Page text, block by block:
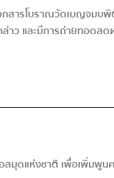
กสารโบราณวัดเบญจมบ
ว และมีการถ่ายทอดสด
มุดแห่งชาติ เพื่อเพิ่มพูน